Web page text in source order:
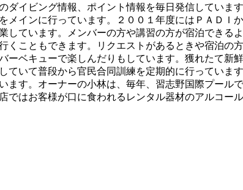
イビング情報、ポイント情報を毎日発信していま
インに行っています。２００１年度にはＰＡＤＩ
ています。メンバーの方や講習の方が宿泊できる
くこともできます。リクエストがあるときや宿泊の
ベキューで楽しんだりもしています。獲れたて新
いて普段から官民合同訓練を定期的に行っていま
す。オーナーの小林は、毎年、習志野国際プール
はお客様が口に食われるレンタル器材のアルコー